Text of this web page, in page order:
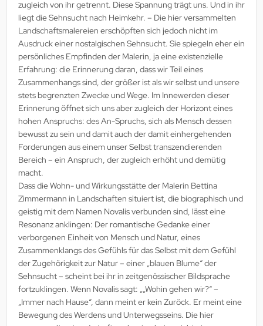
zugleich von ihr getrennt. Diese Spannung trägt uns. Und in ihr
liegt die Sehnsucht nach Heimkehr. – Die hier versammelten
Landschaftsmalereien erschöpften sich jedoch nicht im
Ausdruck einer nostalgischen Sehnsucht. Sie spiegeln eher ein
persönliches Empfinden der Malerin, ja eine existenzielle
Erfahrung: die Erinnerung daran, dass wir Teil eines
Zusammenhangs sind, der größer ist als wir selbst und unsere
stets begrenzten Zwecke und Wege. Im Innewerden dieser
Erinnerung öffnet sich uns aber zugleich der Horizont eines
hohen Anspruchs: des An-Spruchs, sich als Mensch dessen
bewusst zu sein und damit auch der damit einhergehenden
Forderungen aus einem unser Selbst transzendierenden
Bereich – ein Anspruch, der zugleich erhöht und demütig
macht.
Dass die Wohn- und Wirkungsstätte der Malerin Bettina
Zimmermann in Landschaften situiert ist, die biographisch und
geistig mit dem Namen Novalis verbunden sind, lässt eine
Resonanz anklingen: Der romantische Gedanke einer
verborgenen Einheit von Mensch und Natur, eines
Zusammenklangs des Gefühls für das Selbst mit dem Gefühl
der Zugehörigkeit zur Natur – einer „blauen Blume“ der
Sehnsucht – scheint bei ihr in zeitgenössischer Bildsprache
fortzuklingen. Wenn Novalis sagt: „„Wohin gehen wir?“ –
„Immer nach Hause“, dann meint er kein Zuröck. Er meint eine
Bewegung des Werdens und Unterwegsseins. Die hier